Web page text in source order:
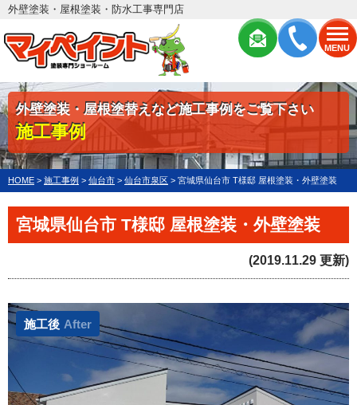
MENU
外壁塗装・屋根塗装・防水工事専門店
外壁塗装・屋根塗替えなど施工事例をご覧下さい
施工事例
HOME > 施工事例 > 仙台市 > 仙台市泉区 > 宮城県仙台市 T様邸 屋根塗装・外壁塗装
宮城県仙台市 T様邸 屋根塗装・外壁塗装
(2019.11.29 更新)
施工後 After